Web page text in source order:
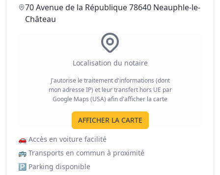
70 Avenue de la République 78640 Neauphle-le-
Château
Localisation du notaire
J'autorise le traitement d'informations (dont
mon adresse IP) et leur transfert hors UE par
Google Maps (USA) afin d'afficher la carte
AFFICHER LA CARTE
🚗 Accès en voiture facilité
🚌 Transports en commun à proximité
🅿️ Parking disponible